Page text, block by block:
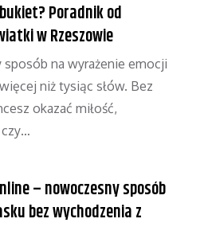
Poradnik od
w Rzeszowie
na wyrażenie emocji
niż tysiąc słów. Bez
okazać miłość,
– nowoczesny sposób
bez wychodzenia z